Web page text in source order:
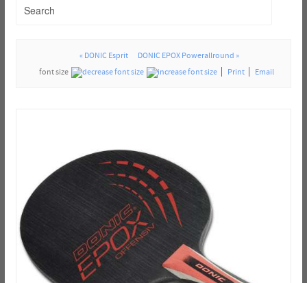
« DONIC Esprit
DONIC EPOX Powerallround »
font size
Print Email